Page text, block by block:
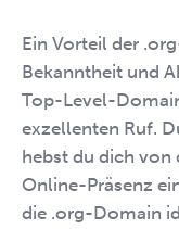
Ein Vorteil der
Bekanntheit und
Top-Level-
exzellenten Ruf.
hebst du dich von
Online-Präsenz
die .org-Domain